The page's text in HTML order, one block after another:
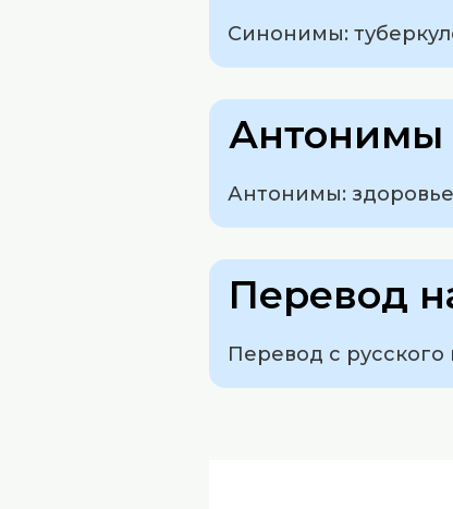
Синонимы:
Антонимы
Антонимы:
Перевод
Перевод с